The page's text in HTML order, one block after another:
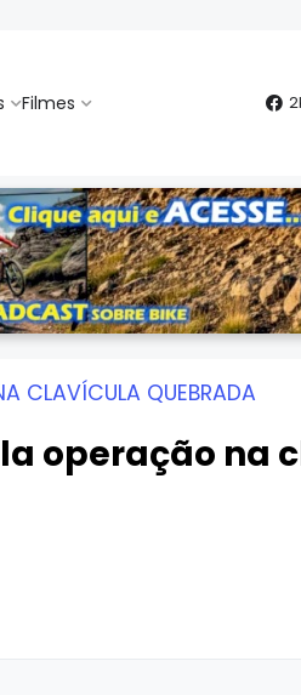
Filmes
CLAVÍCULA QUEBRADA
operação na